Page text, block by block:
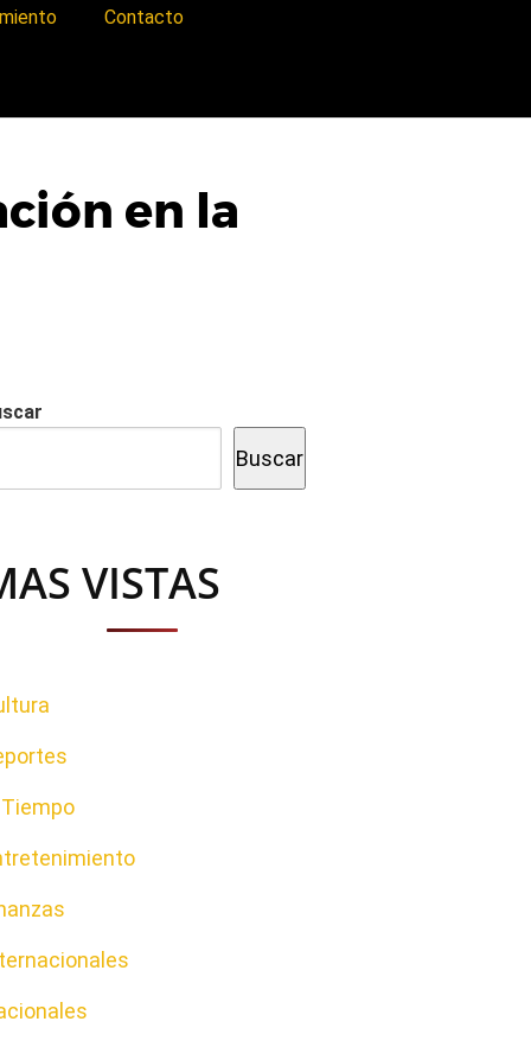
Contacto
en la
Buscar
VISTAS
Tiempo